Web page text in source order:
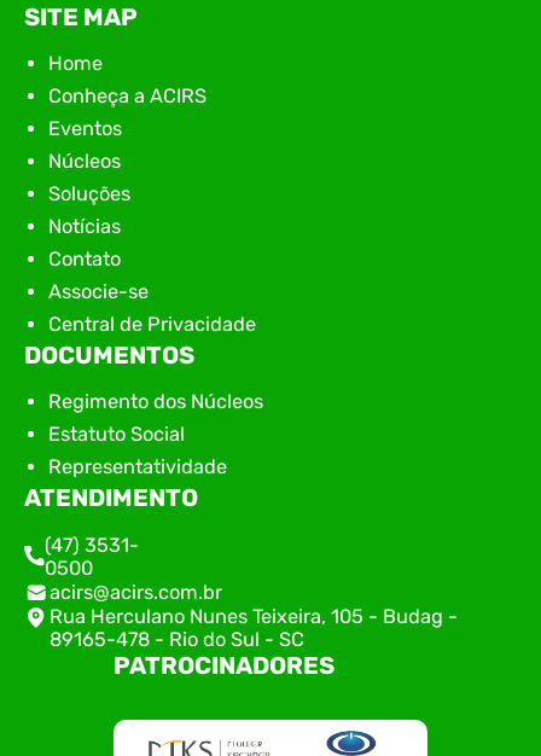
SITE MAP
Home
Conheça a ACIRS
Eventos
Núcleos
Soluções
Notícias
Contato
Associe-se
Central de Privacidade
DOCUMENTOS
Regimento dos Núcleos
Estatuto Social
Representatividade
ATENDIMENTO
(47) 3531-
0500
acirs@acirs.com.br
Rua Herculano Nunes Teixeira, 105 - Budag -
89165-478 - Rio do Sul - SC
PATROCINADORES